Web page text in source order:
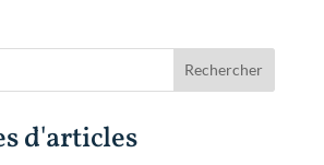
d'articles